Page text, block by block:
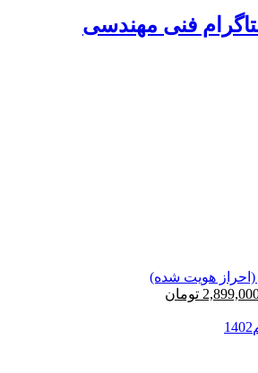
فنی مهندسی
(احراز هویت شده)
تومان